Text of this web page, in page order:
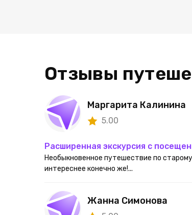
Отзывы
Маргарита Калинина
5.00
Расширенная экскурсия с
Необыкновенное путешествие по
интереснее конечно же!...
Жанна Симонова